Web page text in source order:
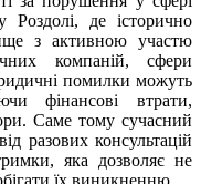
Роздолі, де історично
з активною участю
компаній, сфери
помилки можуть
фінансові втрати,
Саме тому сучасний
разових консультацій
яка дозволяє не
їх виникненню.